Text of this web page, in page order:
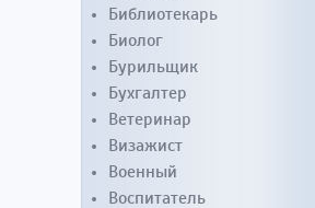
Библиотекарь
Биолог
Бурильщик
Бухгалтер
Ветеринар
Визажист
Военный
Воспитатель